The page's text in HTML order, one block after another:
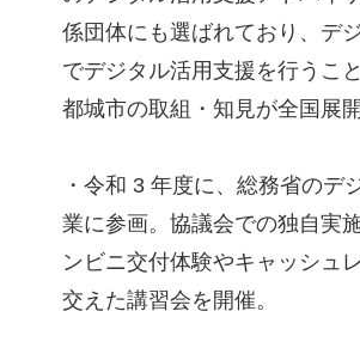
係団体にも選ばれており、デ
でデジタル活用支援を行うこ
都城市の取組・知見が全国展
・令和 3 年度に、総務省のデ
業に参画。協議会での独自実
ンビニ交付体験やキャッシュ
交えた講習会を開催。